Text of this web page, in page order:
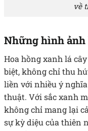
về
Những hình ảnh
Hoa hồng xanh lá
biệt, không chỉ thu
liền với nhiều ý
thuật. Với sắc xanh
không chỉ mang lại
sự kỳ diệu của thiên